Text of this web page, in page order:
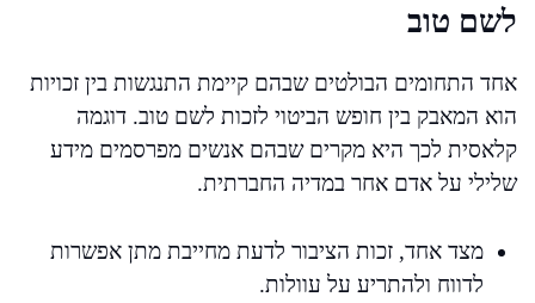
לשם טוב
אחד התחומים הבולטים שבהם קיימת התנגשות בין זכויות
הוא המאבק בין חופש הביטוי לזכות לשם טוב. דוגמה
קלאסית לכך היא מקרים שבהם אנשים מפרסמים מידע
שלילי על אדם אחר במדיה החברתית.
מצד אחד, זכות הציבור לדעת מחייבת מתן אפשרות
לדווח ולהתריע על עוולות.